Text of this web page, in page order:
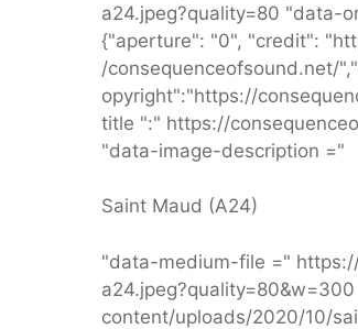
a24.jpeg?quality=80 "data-
{"aperture": "0", "credit":
/consequenceofsound.net/
opyright":"https://
title ":" https://
"data-image-description ="
Saint Maud (A24)
"data-medium-file ="
content/uploads/2020/10/